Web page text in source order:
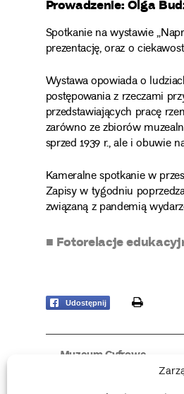
Prowadzenie: Olga
Spotkanie na wystawie
prezentację, oraz o
Wystawa opowiada o
postępowania z rzeczami
przedstawiających pracę
zarówno ze zbiorów
sprzed 1939 r., ale i obuwie
Kameralne spotkanie w
Zapisy w tygodniu
związaną z pandemią
■ Fotorelacje
Udostępnij print
Muzeum Cyfrowe